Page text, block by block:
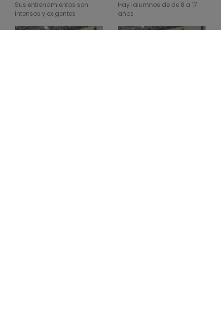
Sus entrenamientos son
intensos y exigentes
Hay lalumnos de de 8 a 17
años